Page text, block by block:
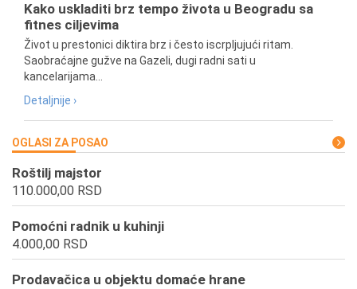
Kako uskladiti brz tempo života u Beogradu sa
fitnes ciljevima
Život u prestonici diktira brz i često iscrpljujući ritam.
Saobraćajne gužve na Gazeli, dugi radni sati u
kancelarijama...
Detaljnije ›
OGLASI ZA POSAO
Roštilj majstor
110.000,00 RSD
Pomoćni radnik u kuhinji
4.000,00 RSD
Prodavačica u objektu domaće hrane